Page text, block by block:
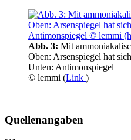
Abb. 3: Mit
Oben: Arsenspiegel hat
Unten: Antimonspiegel
© lemmi (Link )
Quellenangaben